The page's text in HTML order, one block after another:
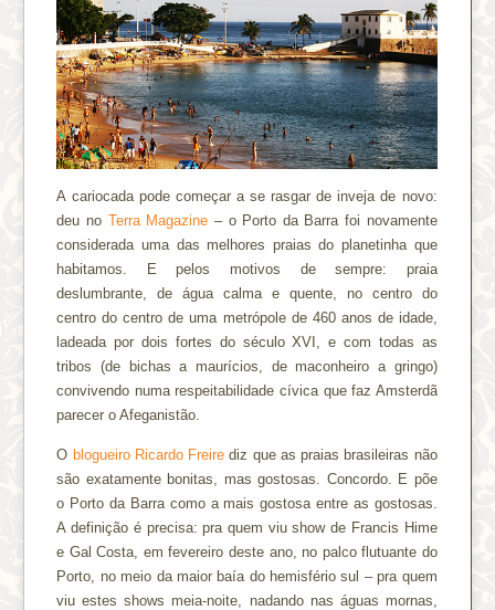
A cariocada pode começar a se rasgar de inveja de novo:
deu no Terra Magazine – o Porto da Barra foi novamente
considerada uma das melhores praias do planetinha que
habitamos. E pelos motivos de sempre: praia
deslumbrante, de água calma e quente, no centro do
centro do centro de uma metrópole de 460 anos de idade,
ladeada por dois fortes do século XVI, e com todas as
tribos (de bichas a maurícios, de maconheiro a gringo)
convivendo numa respeitabilidade cívica que faz Amsterdã
parecer o Afeganistão.
O blogueiro Ricardo Freire diz que as praias brasileiras não
são exatamente bonitas, mas gostosas. Concordo. E põe
o Porto da Barra como a mais gostosa entre as gostosas.
A definição é precisa: pra quem viu show de Francis Hime
e Gal Costa, em fevereiro deste ano, no palco flutuante do
Porto, no meio da maior baía do hemisfério sul – pra quem
viu estes shows meia-noite, nadando nas águas mornas,